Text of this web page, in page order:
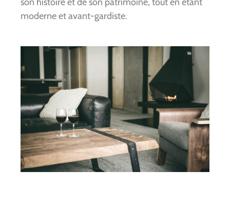
moderne et avant-gardiste.